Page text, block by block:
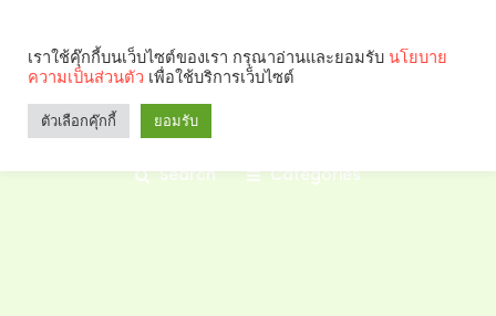
Search Categories
เราใช้คุ๊กกี้บนเว็บไซต์ของเรา กรุณาอ่านและยอมรับ นโยบาย
ความเป็นส่วนตัว เพื่อใช้บริการเว็บไซต์
ตัวเลือกคุ๊กกี้ ยอมรับ